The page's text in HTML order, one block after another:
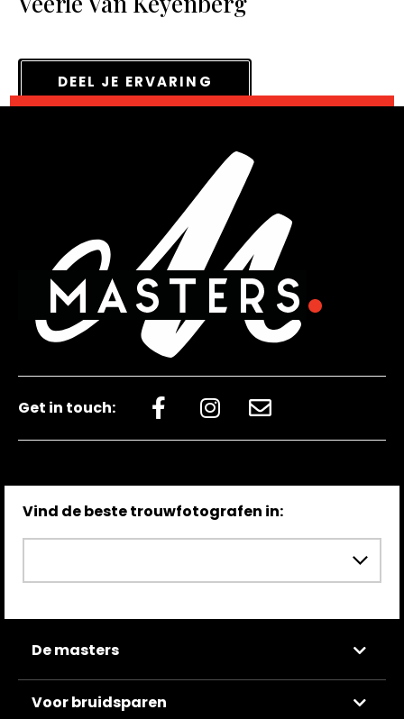
DEEL JE ERVARING
Get in touch:
Vind de beste trouwfotografen in:
De masters
Voor bruidsparen